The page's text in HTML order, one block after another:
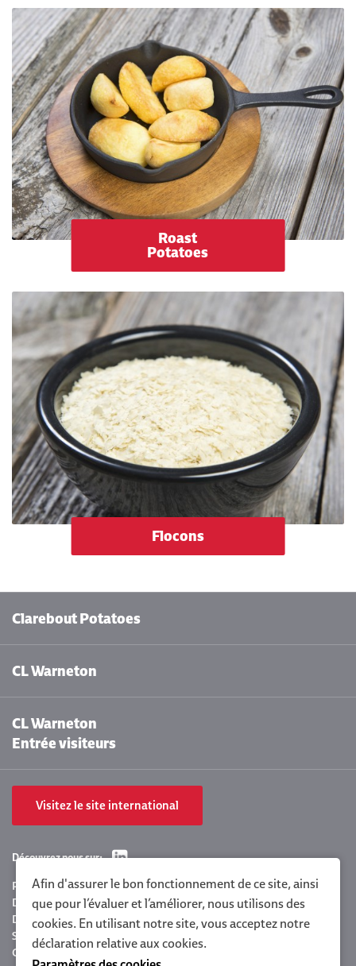
Roast
Potatoes
Flocons
Clarebout Potatoes
CL Warneton
CL Warneton
Entrée visiteurs
Visitez le site international
Découvrez nous sur:
Paramètres des cookies
Déclaration de confidentialité Clarebout
Déclaration de la politique
Sitemap
Conditions générales
Afin d'assurer le bon fonctionnement de ce site, ainsi
que pour l’évaluer et l’améliorer, nous utilisons des
cookies. En utilisant notre site, vous acceptez notre
déclaration relative aux cookies.